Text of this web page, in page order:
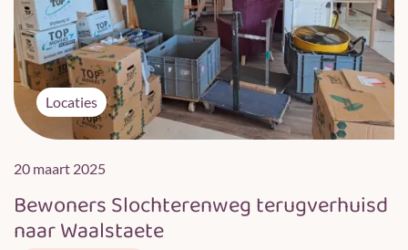
Locaties
20 maart 2025
Bewoners Slochterenweg terugverhuisd
naar Waalstaete